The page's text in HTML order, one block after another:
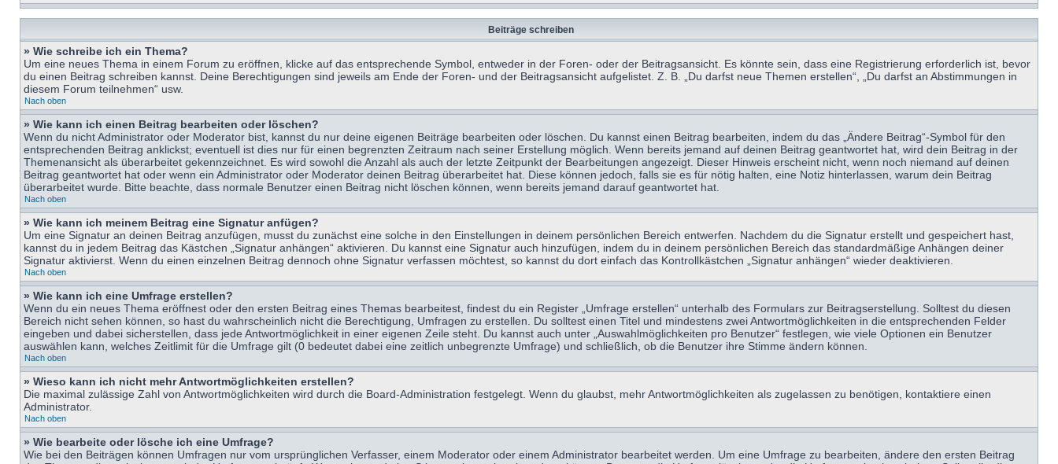
Beiträge schreiben
» Wie schreibe ich ein Thema?
Um eine neues Thema in einem Forum zu eröffnen, klicke auf das entsprechende Symbol, entweder in der Foren- oder der Beitragsansicht. Es könnte sein, dass eine Registrierung erforderlich ist, bevor
du einen Beitrag schreiben kannst. Deine Berechtigungen sind jeweils am Ende der Foren- und der Beitragsansicht aufgelistet. Z. B. „Du darfst neue Themen erstellen“, „Du darfst an Abstimmungen in
diesem Forum teilnehmen“ usw.
Nach oben
» Wie kann ich einen Beitrag bearbeiten oder löschen?
Wenn du nicht Administrator oder Moderator bist, kannst du nur deine eigenen Beiträge bearbeiten oder löschen. Du kannst einen Beitrag bearbeiten, indem du das „Ändere Beitrag“-Symbol für den
entsprechenden Beitrag anklickst; eventuell ist dies nur für einen begrenzten Zeitraum nach seiner Erstellung möglich. Wenn bereits jemand auf deinen Beitrag geantwortet hat, wird dein Beitrag in der
Themenansicht als überarbeitet gekennzeichnet. Es wird sowohl die Anzahl als auch der letzte Zeitpunkt der Bearbeitungen angezeigt. Dieser Hinweis erscheint nicht, wenn noch niemand auf deinen
Beitrag geantwortet hat oder wenn ein Administrator oder Moderator deinen Beitrag überarbeitet hat. Diese können jedoch, falls sie es für nötig halten, eine Notiz hinterlassen, warum dein Beitrag
überarbeitet wurde. Bitte beachte, dass normale Benutzer einen Beitrag nicht löschen können, wenn bereits jemand darauf geantwortet hat.
Nach oben
» Wie kann ich meinem Beitrag eine Signatur anfügen?
Um eine Signatur an deinen Beitrag anzufügen, musst du zunächst eine solche in den Einstellungen in deinem persönlichen Bereich entwerfen. Nachdem du die Signatur erstellt und gespeichert hast,
kannst du in jedem Beitrag das Kästchen „Signatur anhängen“ aktivieren. Du kannst eine Signatur auch hinzufügen, indem du in deinem persönlichen Bereich das standardmäßige Anhängen deiner
Signatur aktivierst. Wenn du einen einzelnen Beitrag dennoch ohne Signatur verfassen möchtest, so kannst du dort einfach das Kontrollkästchen „Signatur anhängen“ wieder deaktivieren.
Nach oben
» Wie kann ich eine Umfrage erstellen?
Wenn du ein neues Thema eröffnest oder den ersten Beitrag eines Themas bearbeitest, findest du ein Register „Umfrage erstellen“ unterhalb des Formulars zur Beitragserstellung. Solltest du diesen
Bereich nicht sehen können, so hast du wahrscheinlich nicht die Berechtigung, Umfragen zu erstellen. Du solltest einen Titel und mindestens zwei Antwortmöglichkeiten in die entsprechenden Felder
eingeben und dabei sicherstellen, dass jede Antwortmöglichkeit in einer eigenen Zeile steht. Du kannst auch unter „Auswahlmöglichkeiten pro Benutzer“ festlegen, wie viele Optionen ein Benutzer
auswählen kann, welches Zeitlimit für die Umfrage gilt (0 bedeutet dabei eine zeitlich unbegrenzte Umfrage) und schließlich, ob die Benutzer ihre Stimme ändern können.
Nach oben
» Wieso kann ich nicht mehr Antwortmöglichkeiten erstellen?
Die maximal zulässige Zahl von Antwortmöglichkeiten wird durch die Board-Administration festgelegt. Wenn du glaubst, mehr Antwortmöglichkeiten als zugelassen zu benötigen, kontaktiere einen
Administrator.
Nach oben
» Wie bearbeite oder lösche ich eine Umfrage?
Wie bei den Beiträgen können Umfragen nur vom ursprünglichen Verfasser, einem Moderator oder einem Administrator bearbeitet werden. Um eine Umfrage zu bearbeiten, ändere den ersten Beitrag